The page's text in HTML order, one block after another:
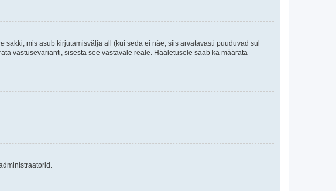
sakki, mis asub kirjutamisvälja all (kui seda ei näe, siis arvatavasti puuduvad sul
vastusevarianti, sisesta see vastavale reale. Hääletusele saab ka määrata